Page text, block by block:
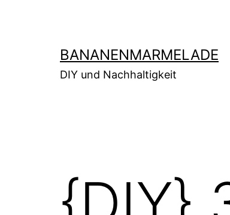
BANANENMARMELADE
DIY und Nachhaltigkeit